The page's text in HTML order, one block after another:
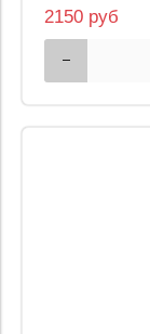
2150 руб